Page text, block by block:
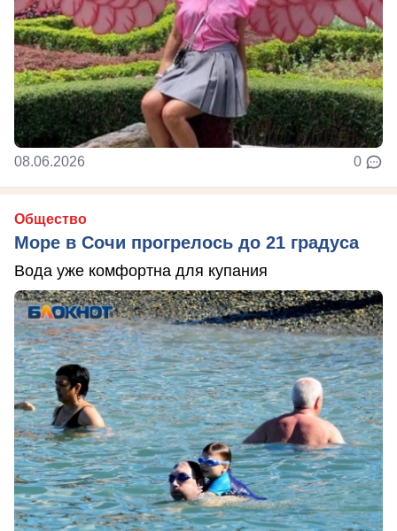
08.06.2026 0
Общество
Море в Сочи прогрелось до 21 градуса
Вода уже комфортна для купания